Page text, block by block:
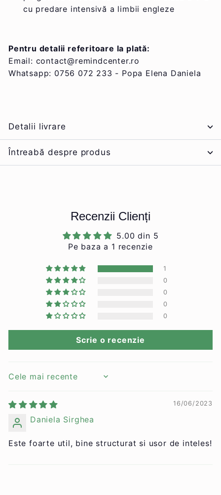
cu predare intensivă a limbii engleze
Pentru detalii referitoare la plată:
Email: contact@remindcenter.ro
Whatsapp: 0756 072 233 - Popa Elena Daniela
Detalii livrare
Întreabă despre produs
Număr de telefon
Recenzii Clienți
5.00 din 5
Pe baza a 1 recenzie
1
0
0
0
0
Scrie o recenzie
Sort by
16/06/2023
Daniela Sirghea
Este foarte util, bine structurat si usor de inteles!